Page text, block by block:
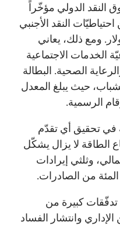
النقد الدولي مؤخّراً
النقد الأجنبي
200 مليار دولار. ومع ذلك، يعاني
الخدمات الاجتماعية
الصحية. البطالة
حيث يبلغ المعدل
في تحقيق أي تقدّم
الطاقة لا يزال يشكّل
وثلثي إيرادات
كبيرة من
وانتشار الفساد